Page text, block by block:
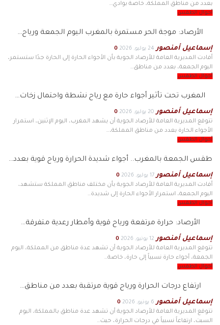
بعدد من مناطق المملكة، خاصة بوادي…
أحوال الطقس
الأرصاد: موجة الحر مستمرة بالمغرب اليوم الجمعة ورياح…
إسماعيل أمنصور 24 يوليو, 2026 0
أفادت المديرية العامة للأرصاد الجوية بأن الأجواء الحارة إلى الحارة جدًا ستستمر،
اليوم الجمعة، بعدد من مناطق…
أحوال الطقس
المغرب تحت تأثير أجواء حارة مع رياح نشطة واحتمال زخات…
إسماعيل أمنصور 20 يوليو, 2026 0
تتوقع المديرية العامة للأرصاد الجوية أن يشهد المغرب، اليوم الإثنين، استمرار
الأجواء الحارة بعدد من مناطق المملكة،…
أحوال الطقس
طقس الجمعة بالمغرب.. أجواء شديدة الحرارة ورياح قوية بعدد…
إسماعيل أمنصور 17 يوليو, 2026 0
أفادت المديرية العامة للأرصاد الجوية بأن مختلف مناطق المملكة ستشهد،
اليوم الجمعة، استمرار الأجواء الحارة إلى شديدة…
أحوال الطقس
الأرصاد: حرارة مرتفعة ورياح قوية وأمطار رعدية متفرقة…
إسماعيل أمنصور 12 يونيو, 2026 0
تتوقع المديرية العامة للأرصاد الجوية أن تشهد عدة مناطق من المملكة، اليوم
الجمعة، أجواء حارة نسبياً إلى حارة، خاصة…
أحوال الطقس
ارتفاع درجات الحرارة ورياح قوية مرتقبة بعدد من مناطق…
إسماعيل أمنصور 6 يونيو, 2026 0
تتوقع المديرية العامة للأرصاد الجوية أن تشهد عدة مناطق بالمملكة، اليوم
السبت، ارتفاعاً نسبياً في درجات الحرارة، حيث…